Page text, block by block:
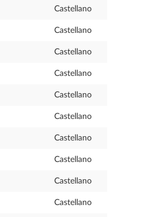
Castellano
Castellano
Castellano
Castellano
Castellano
Castellano
Castellano
Castellano
Castellano
Castellano